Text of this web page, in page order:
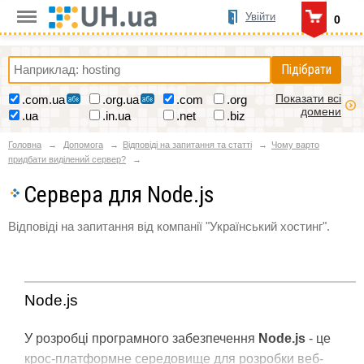
0
Увійти
Підібрати
.com.ua .org.ua .com
.org
.ua
.in.ua .net .biz
Показати всі
домени
Головна Допомога Відповіді на запитання та статті
Чому варто
придбати виділений сервер?
Сервера для Node.js
Відповіді на запитання від компанії "Український хостинг".
Node.js
У розробці програмного забезпечення Node.js - це
крос-платформне середовище для розробки веб-